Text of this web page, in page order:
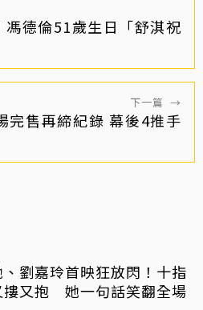
德倫51歲生日「舒淇祝
下一篇 →
完售再締紀錄 幕後4推手
劉嘉玲首映狂放閃！十指
摟又抱 她一句話笑翻全場